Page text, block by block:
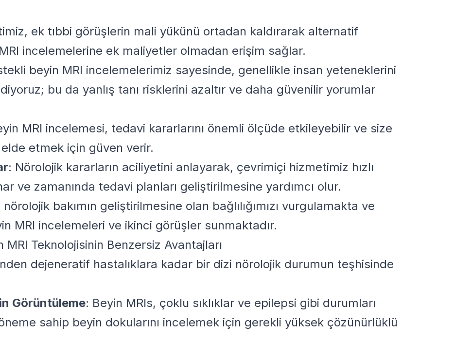
ek tıbbi görüşlerin mali yükünü ortadan kaldırarak alternatif
incelemelerine ek maliyetler olmadan erişim sağlar.
beyin MRI incelemelerimiz sayesinde, genellikle insan yeteneklerini
bu da yanlış tanı risklerini azaltır ve daha güvenilir yorumlar
MRI incelemesi, tedavi kararlarını önemli ölçüde etkileyebilir ve size
elde etmek için güven verir.
: Nörolojik kararların aciliyetini anlayarak, çevrimiçi hizmetimiz hızlı
ve zamanında tedavi planları geliştirilmesine yardımcı olur.
bakımın geliştirilmesine olan bağlılığımızı vurgulamakta ve
MRI incelemeleri ve ikinci görüşler sunmaktadır.
Teknolojisinin Benzersiz Avantajları
dejeneratif hastalıklara kadar bir dizi nörolojik durumun teşhisinde
Görüntüleme: Beyin MRIs, çoklu sıklıklar ve epilepsi gibi durumları
sahip beyin dokularını incelemek için gerekli yüksek çözünürlüklü